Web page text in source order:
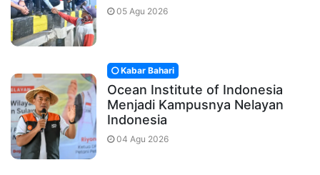
05 Agu 2026
Kabar Bahari
Ocean Institute of Indonesia
Menjadi Kampusnya Nelayan
Indonesia
04 Agu 2026